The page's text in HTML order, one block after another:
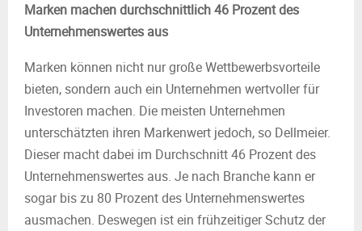
Marken machen durchschnittlich 46 Prozent des
Unternehmenswertes aus
Marken können nicht nur große Wettbewerbsvorteile
bieten, sondern auch ein Unternehmen wertvoller für
Investoren machen. Die meisten Unternehmen
unterschätzten ihren Markenwert jedoch, so Dellmeier.
Dieser macht dabei im Durchschnitt 46 Prozent des
Unternehmenswertes aus. Je nach Branche kann er
sogar bis zu 80 Prozent des Unternehmenswertes
ausmachen. Deswegen ist ein frühzeitiger Schutz der